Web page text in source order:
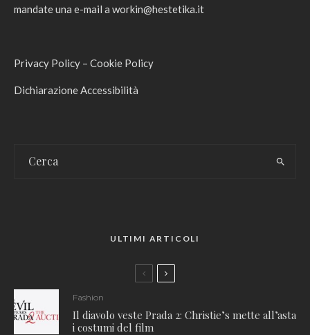
mandate una e-mail a workin@hestetika.it
Privacy Policy – Cookie Policy
Dichiarazione Accessibilità
ULTIMI ARTICOLI
Fashion
Il diavolo veste Prada 2: Christie’s mette all’asta
i costumi del film